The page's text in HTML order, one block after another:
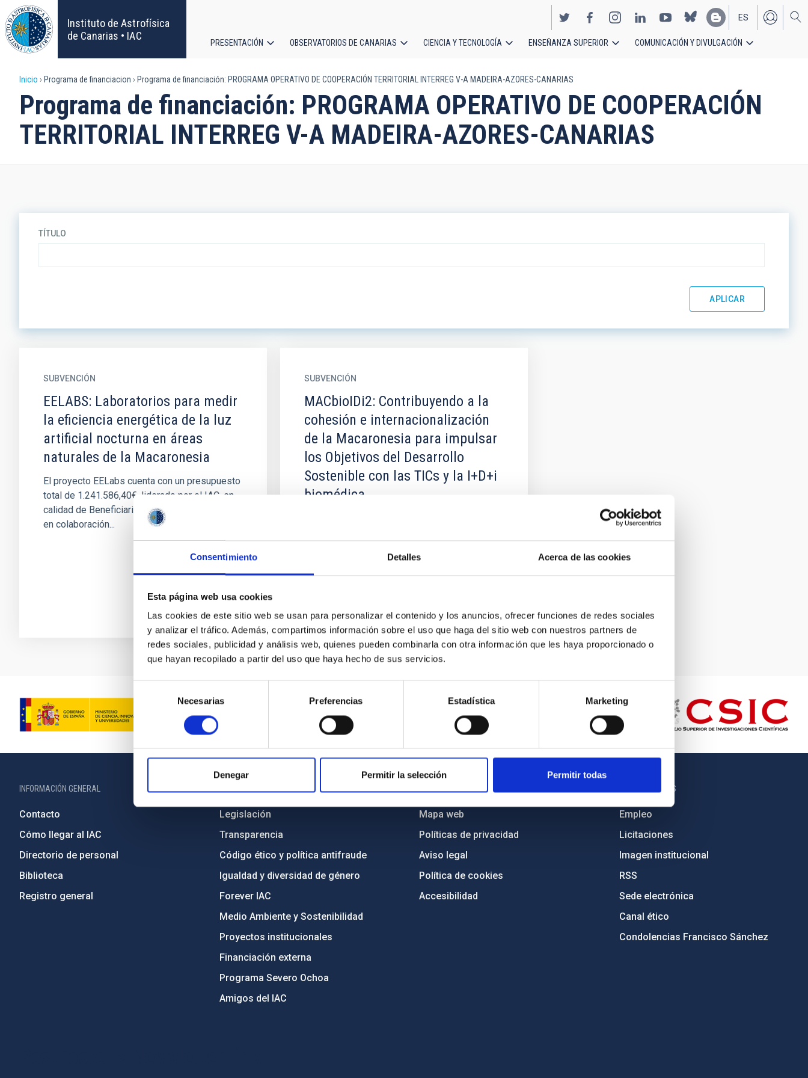
Consentimiento Detalles Acerca de las cookies
Esta página web usa cookies
Las cookies de este sitio web se usan para personalizar el contenido y los anuncios, ofrecer funciones de redes sociales
y analizar el tráfico. Además, compartimos información sobre el uso que haga del sitio web con nuestros partners de
redes sociales, publicidad y análisis web, quienes pueden combinarla con otra información que les haya proporcionado o
que hayan recopilado a partir del uso que haya hecho de sus servicios.
de
consentimiento
Necesarias Preferencias Estadística Marketing
Denegar Permitir la selección Permitir todas
Pasar
al
contenido
principal
Instituto de Astrofísica
de Canarias • IAC
EN
ES
principal
PRESENTACIÓN OBSERVATORIOS DE CANARIAS CIENCIA Y TECNOLOGÍA ENSEÑANZA SUPERIOR COMUNICACIÓN Y DIVULGACIÓN
Sobrescribir
enlaces
de
la
navegación
Inicio Programa de financiacion Programa de financiación: PROGRAMA OPERATIVO DE COOPERACIÓN TERRITORIAL INTERREG V-A MADEIRA-AZORES-CANARIAS
Programa de financiación: PROGRAMA OPERATIVO DE COOPERACIÓN
TERRITORIAL INTERREG V-A MADEIRA-AZORES-CANARIAS
TÍTULO
SUBVENCIÓN
EELABS: Laboratorios para medir
la eficiencia energética de la luz
artificial nocturna en áreas
naturales de la Macaronesia
El proyecto EELabs cuenta con un presupuesto
total de 1.241.586,40€, liderado por el IAC, en
calidad de Beneficiario Principal, y a desarrollar
en colaboración...
SUBVENCIÓN
MACbioIDi2: Contribuyendo a la
cohesión e internacionalización
de la Macaronesia para impulsar
los Objetivos del Desarrollo
Sostenible con las TICs y la I+D+i
biomédica
sostenibilidad, las TICs y...
INFORMACIÓN GENERAL
Contacto
Cómo llegar al IAC
Directorio de personal
Biblioteca
Registro general
INFORMACIÓN INSTITUCIONAL
Legislación
Transparencia
Código ético y política antifraude
Igualdad y diversidad de género
Forever IAC
Medio Ambiente y Sostenibilidad
Proyectos institucionales
Financiación externa
Programa Severo Ochoa
Amigos del IAC
Mapa web
Políticas de privacidad
Aviso legal
Política de cookies
Accesibilidad
OTROS ENLACES
Empleo
Licitaciones
Imagen institucional
RSS
Sede electrónica
Canal ético
Condolencias Francisco Sánchez